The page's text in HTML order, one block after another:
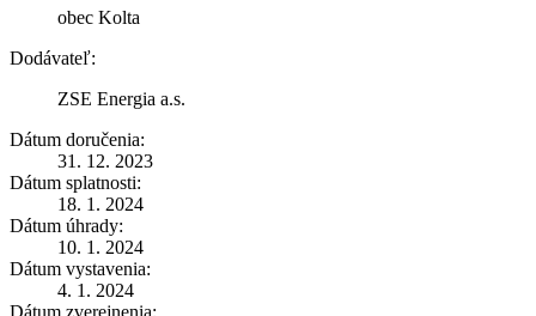
obec Kolta
Dodávateľ:
ZSE Energia a.s.
Dátum doručenia:
31. 12. 2023
Dátum splatnosti:
18. 1. 2024
Dátum úhrady:
10. 1. 2024
Dátum vystavenia:
4. 1. 2024
Dátum zverejnenia: